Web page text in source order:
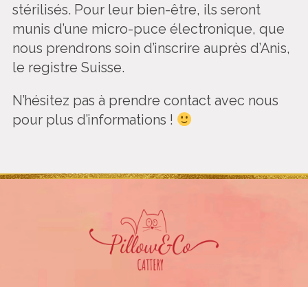
stérilisés. Pour leur bien-être, ils seront
munis d’une micro-puce électronique, que
nous prendrons soin d’inscrire auprès d’Anis,
le registre Suisse.
N’hésitez pas à prendre contact avec nous
pour plus d’informations !